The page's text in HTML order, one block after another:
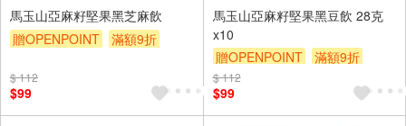
馬玉山亞麻籽堅果黑芝麻飲
贈OPENPOINT
滿額9折
$ 112
$99
馬玉山亞麻籽堅果黑豆飲 28克
x10
贈OPENPOINT
滿額9折
贈$200
$ 112
$99